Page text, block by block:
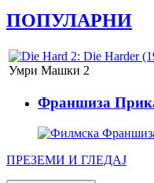
ПОПУЛАРНИ
Умри Машки 2
Франшиза
ПРЕЗЕМИ И ГЛЕДАЈ